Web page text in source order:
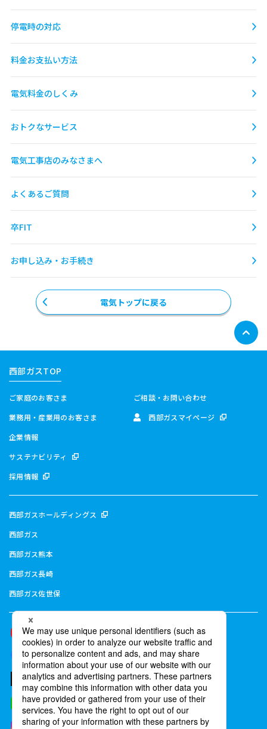
停電時の対応
料金お支払い方法
電気料金のしくみ
おトクなサービス
電気工事店のみなさまへ
よくあるご質問
卒FIT
お申し込み・お手続き
電気トップに戻る
西部ガスTOP
ご家庭のお客さま
業務用・産業用のお客さま
企業情報
サステナビリティ
採用情報
ご相談・お問い合わせ
西部ガスマイページ
西部ガスホールディングス
西部ガス
西部ガス熊本
西部ガス長崎
西部ガス佐世保
西部ガスグループ公式YouTube
西部ガスグループ公式Facebook
西部ガスグループ公式X(旧Twitter)
西部ガス公式LINE
西部ガス公式Instagram